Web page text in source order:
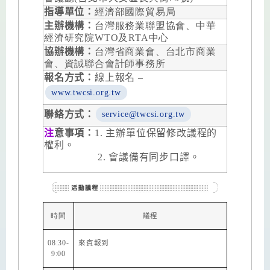
指導單位： 經濟部國際貿易局
主辦機構： 台灣服務業聯盟協會、中華
經濟研究院WTO及RTA中心
協辦機構： 台灣省商業會、台北市商業
會、資誠聯合會計師事務所
報名方式： 線上報名 –
www.twcsi.org.tw
聯絡方式： service@twcsi.org.tw
注意事項： 1. 主辦單位保留修改議程的
權利。
2. 會議備有同步口譯。
時間 議程
08:30-
9:00
來賓報到